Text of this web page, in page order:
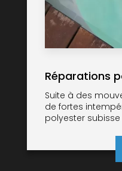
Réparations
Suite à des
de fortes
polyester